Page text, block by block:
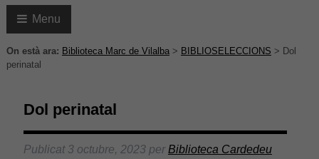
Menu
On està ara: Biblioteca Marc de Vilalba> BIBLIOSELECCIONS > Dol
perinatal
Dol perinatal
Publicat 3 octubre, 2023perBiblioteca Cardedeu